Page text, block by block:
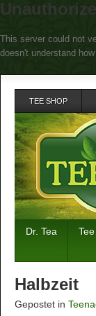
This server could not
doesn't understand
TEE SHOP
Dr. Tea Tee
Halbzeit
Gepostet in